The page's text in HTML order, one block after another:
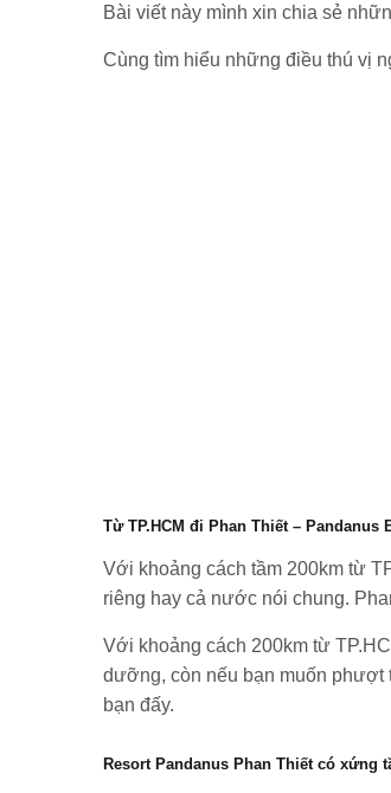
Bài viết này mình xin chia sẻ
Cùng tìm hiểu những điều thú vị
Từ TP.HCM đi Phan Thiết –
Với khoảng cách tầm 200km từ
riêng hay cả nước nói chung.
Với khoảng cách 200km từ
dưỡng, còn nếu bạn muốn phượt
bạn đấy.
Resort Pandanus Phan Thiết có xứng